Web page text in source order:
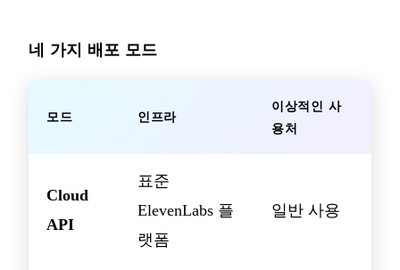
네 가지 배포 모드
모드 인프라
이상적인 사
용처
Cloud
API
표준
ElevenLabs 플
랫폼
일반 사용